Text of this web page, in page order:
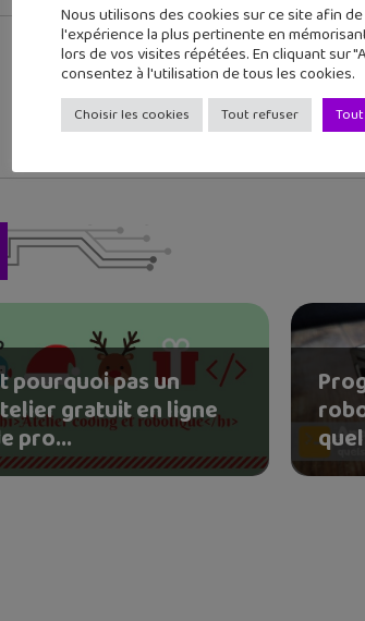
pourquoi pas un
gratuit en ligne
pro...
Nous utilisons des cookies sur ce site afin
l'expérience la plus pertinente en
lors de vos visites répétées. En cliquant sur
consentez à l'utilisation de tous les cookies.
Choisir les cookies Tout refuser